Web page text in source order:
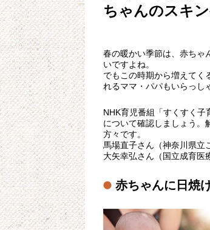
ちゃんのスキ
春の暖かい季節は、赤ちゃ
いですよね。
でもこの時期から増えてく
れるママ・パパもいらっし
NHK育児番組「すくすく子
について確認しましょう。
方々です。
馬場直子さん（神奈川県立
大矢幸弘さん（国立成育医
赤ちゃんに日焼